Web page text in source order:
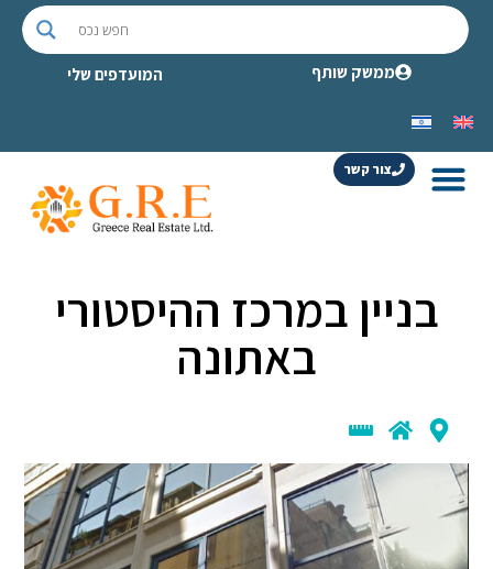
ממשק שותף המועדפים שלי
צור קשר
בניין במרכז ההיסטורי
באתונה